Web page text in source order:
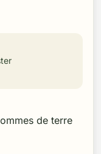
de terre